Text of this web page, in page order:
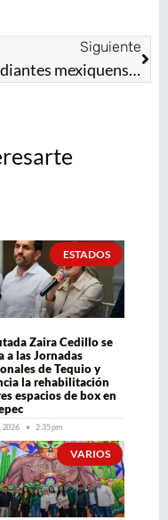
Siguiente
Estudiantes mexiquenses ponen ejemplo: limpian, pintan y dan mantenimiento a 5 mil escuelas
ESTADOS
Zaira Cedillo se
a las Jornadas
de Tequio y
la rehabilitación
espacios de box en
2026 2:35 pm
VARIOS